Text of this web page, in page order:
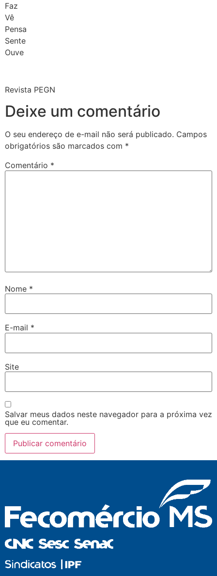
Faz
Vê
Pensa
Sente
Ouve
Revista PEGN
Deixe um comentário
O seu endereço de e-mail não será publicado. Campos
obrigatórios são marcados com *
Comentário *
Nome *
E-mail *
Site
Salvar meus dados neste navegador para a próxima vez
que eu comentar.